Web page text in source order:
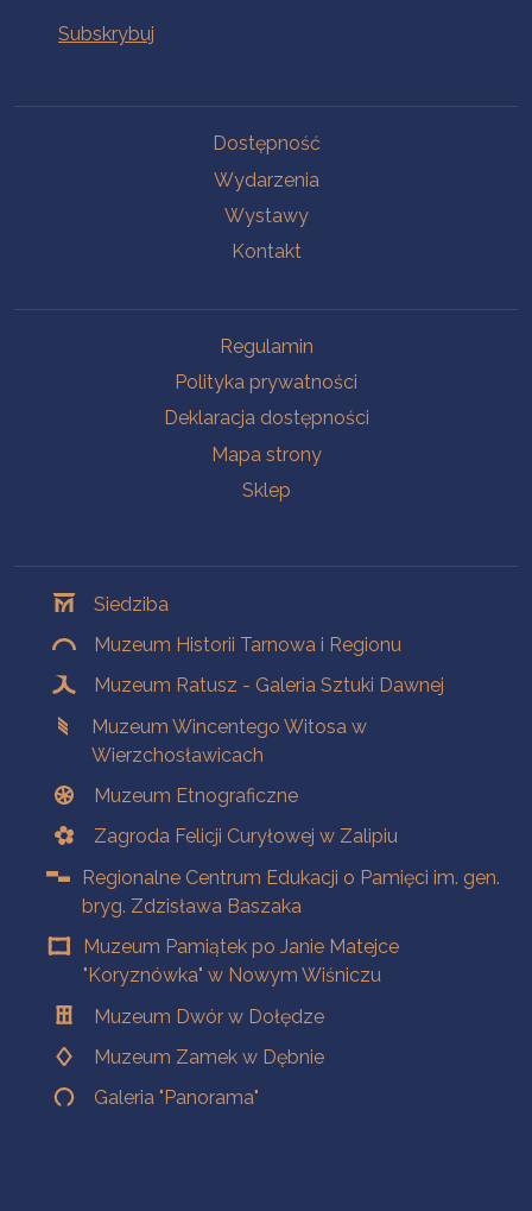
Dostępność
Wydarzenia
Wystawy
Kontakt
Regulamin
Polityka prywatności
Deklaracja dostępności
Mapa strony
Sklep
Siedziba
Muzeum Historii Tarnowa i Regionu
Muzeum Ratusz - Galeria Sztuki Dawnej
Muzeum Wincentego Witosa w
Wierzchosławicach
Muzeum Etnograficzne
Zagroda Felicji Curyłowej w Zalipiu
Regionalne Centrum Edukacji o Pamięci im. gen.
bryg. Zdzisława Baszaka
Muzeum Pamiątek po Janie Matejce
"Koryznówka" w Nowym Wiśniczu
Muzeum Dwór w Dołędze
Muzeum Zamek w Dębnie
Galeria "Panorama"